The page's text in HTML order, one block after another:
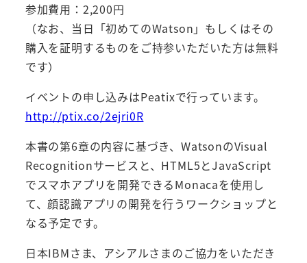
参加費用：2,200円
（なお、当日「初めてのWatson」もしくはその
購入を証明するものをご持参いただいた方は無料
です）
イベントの申し込みはPeatixで行っています。
http://ptix.co/2ejri0R
本書の第6章の内容に基づき、WatsonのVisual
Recognitionサービスと、HTML5とJavaScript
でスマホアプリを開発できるMonacaを使用し
て、顔認識アプリの開発を行うワークショップと
なる予定です。
日本IBMさま、アシアルさまのご協力をいただき